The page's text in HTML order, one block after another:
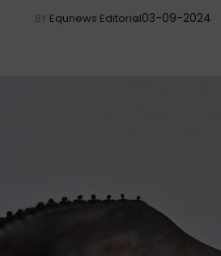
BY Equnews Editorial03-09-2024